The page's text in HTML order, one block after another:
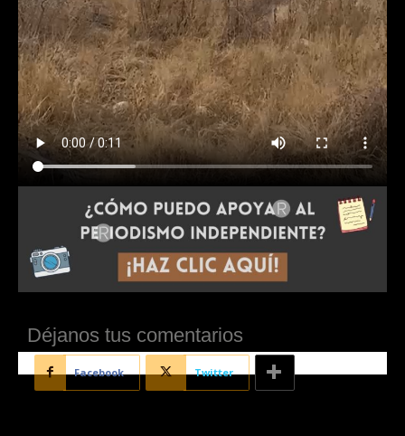
Déjanos tus comentarios
Facebook Twitter